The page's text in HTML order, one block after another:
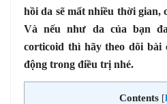
hồi da sẽ mất nhiều thời gian,
Và nếu như da của bạn
corticoid thì hãy theo dõi bài
động trong điều trị nhé.
Contents [